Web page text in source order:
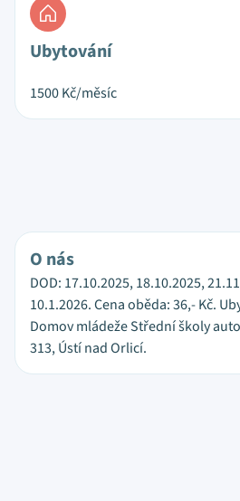
Ubytování
1500Kč/měsíc
O nás
DOD: 17.10.2025, 18.10.2025,
10.1.2026. Cena oběda: 36,- Kč.
Domov mládeže Střední školy
313, Ústí nad Orlicí.